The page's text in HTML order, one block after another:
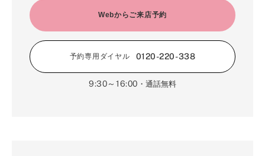
Webからご来店予約
予約専用ダイヤル 0120-220-338
9:30～16:00 ・通話無料